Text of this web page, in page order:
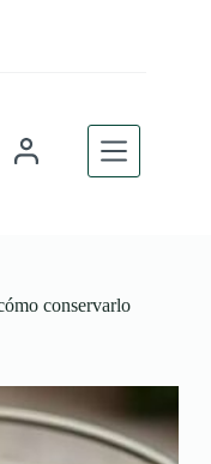
conservarlo